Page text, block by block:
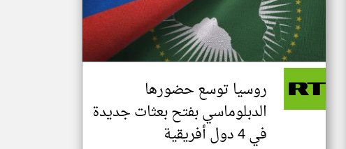
تغيير الدولة
اخبار جزر القمر على مدار الساعة
أهم اخبار جزر القمر العاجلة والمباشرة
روسيا توسع حضورها
الدبلوماسي بفتح بعثات جديدة
في 4 دول أفريقية
klyoum.com